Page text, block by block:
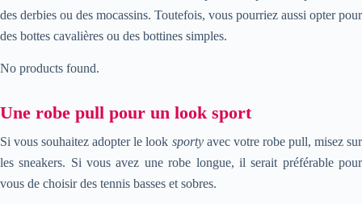
des derbies ou des mocassins. Toutefois, vous pourriez aussi opter pour
des bottes cavalières ou des bottines simples.
No products found.
Une robe pull pour un look sport
Si vous souhaitez adopter le look sportyavec votre robe pull, misez sur
les sneakers. Si vous avez une robe longue, il serait préférable pour
vous de choisir des tennis basses et sobres.